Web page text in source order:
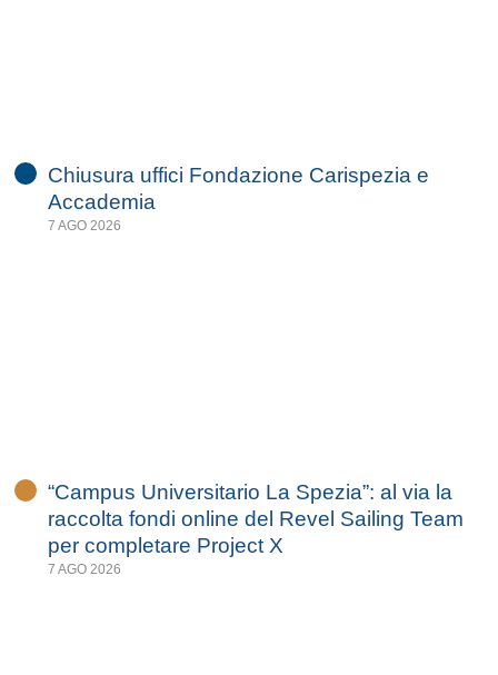
Chiusura uffici Fondazione Carispezia e
Accademia
7 AGO 2026
“Campus Universitario La Spezia”: al via la
raccolta fondi online del Revel Sailing Team
per completare Project X
7 AGO 2026